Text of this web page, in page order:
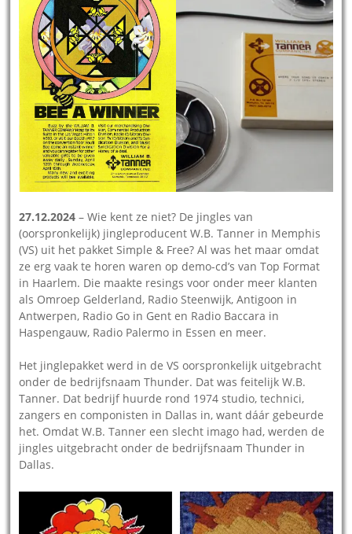
27.12.2024 – Wie kent ze niet? De jingles van
(oorspronkelijk) jingleproducent W.B. Tanner in Memphis
(VS) uit het pakket Simple & Free? Al was het maar omdat
ze erg vaak te horen waren op demo-cd’s van Top Format
in Haarlem. Die maakte resings voor onder meer klanten
als Omroep Gelderland, Radio Steenwijk, Antigoon in
Antwerpen, Radio Go in Gent en Radio Baccara in
Haspengauw, Radio Palermo in Essen en meer.
Het jinglepakket werd in de VS oorspronkelijk uitgebracht
onder de bedrijfsnaam Thunder. Dat was feitelijk W.B.
Tanner. Dat bedrijf huurde rond 1974 studio, technici,
zangers en componisten in Dallas in, want dáár gebeurde
het. Omdat W.B. Tanner een slecht imago had, werden de
jingles uitgebracht onder de bedrijfsnaam Thunder in
Dallas.